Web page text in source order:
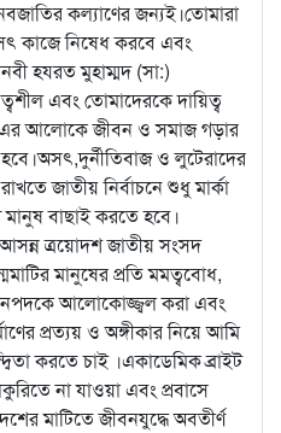
কল্যাণের জন্যই।তোমারা
কাজে নিষেধ করবে এবং
হযরত মুহাম্মদ (সা:)
এবং তোমাদেরকে দায়িত্ব
এর আলোকে জীবন ও সমাজ গড়ার
ও লুটেরাদের
জাতীয় নির্বাচনে শুধু মার্কা
বাছাই করতে হবে।
ত্রয়োদশ জাতীয় সংসদ
মানুষের প্রতি মমত্ববোধ,
আলোকোজ্জ্বল করা এবং
প্রত্যয় ও অঙ্গীকার নিয়ে আমি
করতে চাই ।একাডেমিক ব্রাইট
না যাওয়া এবং প্রবাসে
মাটিতে জীবনযুদ্ধে অবতীর্ণ